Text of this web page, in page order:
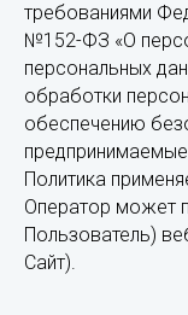
требованиями
№152-ФЗ «О
персональных
обработки
обеспечению
Политика
Оператор может
Пользователь)
Сайт).